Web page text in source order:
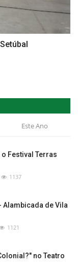
Este Ano
Festival Terras
1137
Alambicada de Vila
1121
no Teatro